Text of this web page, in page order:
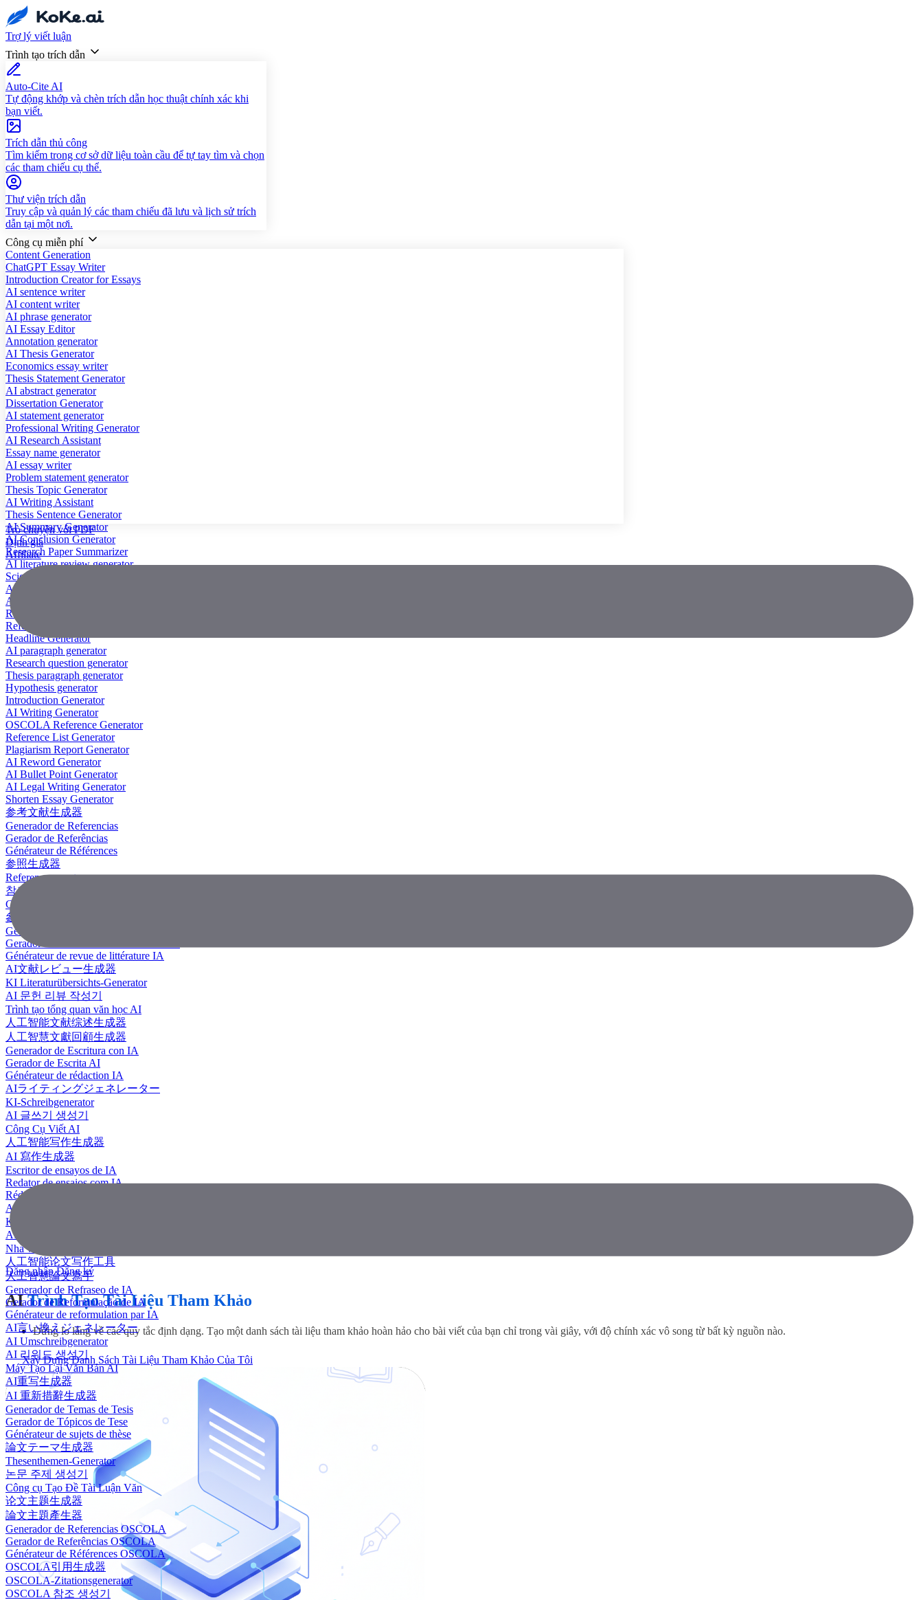
Trợ lý viết luận
Trình tạo trích dẫn
Auto-Cite AI
Tự động khớp và chèn trích dẫn học thuật chính xác khi
bạn viết.
Trích dẫn thủ công
Tìm kiếm trong cơ sở dữ liệu toàn cầu để tự tay tìm và chọn
các tham chiếu cụ thể.
Thư viện trích dẫn
Truy cập và quản lý các tham chiếu đã lưu và lịch sử trích
dẫn tại một nơi.
Công cụ miễn phí
Content Generation
ChatGPT Essay Writer
Introduction Creator for Essays
AI sentence writer
AI content writer
AI phrase generator
AI Essay Editor
Annotation generator
AI Thesis Generator
Economics essay writer
Thesis Statement Generator
AI abstract generator
Dissertation Generator
AI statement generator
Professional Writing Generator
AI Research Assistant
Essay name generator
AI essay writer
Problem statement generator
Thesis Topic Generator
AI Writing Assistant
Thesis Sentence Generator
AI Summary Generator
AI Conclusion Generator
Research Paper Summarizer
AI literature review generator
Scientific Paper Summarizer
AI case study generator
AI Research Paper Generator
Research Title Generator
Reference Generator
Headline Generator
AI paragraph generator
Research question generator
Thesis paragraph generator
Hypothesis generator
Introduction Generator
AI Writing Generator
OSCOLA Reference Generator
Reference List Generator
Plagiarism Report Generator
AI Reword Generator
AI Bullet Point Generator
AI Legal Writing Generator
Shorten Essay Generator
参考文献生成器
Generador de Referencias
Gerador de Referências
Générateur de Références
参照生成器
Referenzgenerator
참조 생성기
Công Cụ Tạo Tài Liệu Tham Khảo
參考文獻生成器
Generador de revisión literaria con IA
Gerador de Revisão de Literatura em IA
Générateur de revue de littérature IA
AI文献レビュー生成器
KI Literaturübersichts-Generator
AI 문헌 리뷰 작성기
Trình tạo tổng quan văn học AI
人工智能文献综述生成器
人工智慧文獻回顧生成器
Generador de Escritura con IA
Gerador de Escrita AI
Générateur de rédaction IA
AIライティングジェネレーター
KI-Schreibgenerator
AI 글쓰기 생성기
Công Cụ Viết AI
人工智能写作生成器
AI 寫作生成器
Escritor de ensayos de IA
Redator de ensaios com IA
Rédacteur d'essais IA
AIエッセイライター
KI Essay-Schreiber
AI 에세이 작성기
Nhà văn luận văn AI
人工智能论文写作工具
人工智慧論文寫手
Generador de Refraseo de IA
Gerador de Reformulação de IA
Générateur de reformulation par IA
AI言い換えジェネレーター
AI Umschreibgenerator
AI 리워드 생성기
Máy Tạo Lại Văn Bản AI
AI重写生成器
AI 重新措辭生成器
Generador de Temas de Tesis
Gerador de Tópicos de Tese
Générateur de sujets de thèse
論文テーマ生成器
Thesenthemen-Generator
논문 주제 생성기
Công cụ Tạo Đề Tài Luận Văn
论文主题生成器
論文主題產生器
Generador de Referencias OSCOLA
Gerador de Referências OSCOLA
Générateur de Références OSCOLA
OSCOLA引用生成器
OSCOLA-Zitationsgenerator
OSCOLA 참조 생성기
Trò chuyện với PDF
Định giá
Affiliate
Đăng nhậpĐăng ký
AITrình Tạo Tài Liệu Tham Khảo
Đừng lo lắng về các quy tắc định dạng. Tạo một danh sách tài liệu tham khảo hoàn hảo cho bài viết của bạn chỉ trong vài giây, với độ chính xác vô song từ bất kỳ nguồn nào.
Xây Dựng Danh Sách Tài Liệu Tham Khảo Của Tôi